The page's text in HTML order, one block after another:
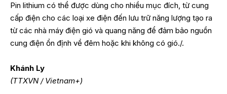
Pin lithium có thể được dùng cho nhiều mục đích, từ cung
cấp điện cho các loại xe điện đến lưu trữ năng lượng tạo ra
từ các nhà máy điện gió và quang năng để đảm bảo nguồn
cung điện ổn định về đêm hoặc khi không có gió./.
Khánh Ly
(TTXVN / Vietnam+)